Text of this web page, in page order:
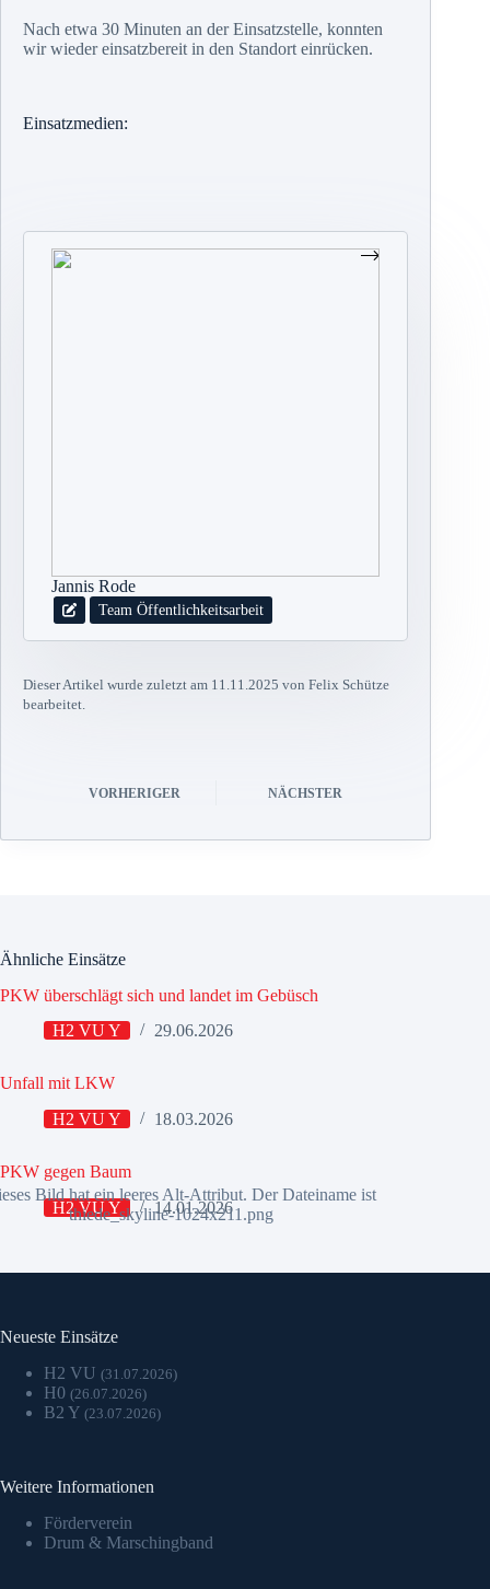
Nach etwa 30 Minuten an der Einsatzstelle, konnten
wir wieder einsatzbereit in den Standort einrücken.
Einsatzmedien:
Jannis Rode
Team Öffentlichkeitsarbeit
Dieser Artikel wurde zuletzt am 11.11.2025 von Felix Schütze
bearbeitet.
VORHERIGER NÄCHSTER
Ähnliche Einsätze
PKW überschlägt sich und landet im Gebüsch
H2 VU Y
29.06.2026
Unfall mit LKW
H2 VU Y
18.03.2026
PKW gegen Baum
H2 VU Y
14.01.2026
Neueste Einsätze
H2 VU (31.07.2026)
H0 (26.07.2026)
B2 Y (23.07.2026)
Weitere Informationen
Förderverein
Drum & Marschingband